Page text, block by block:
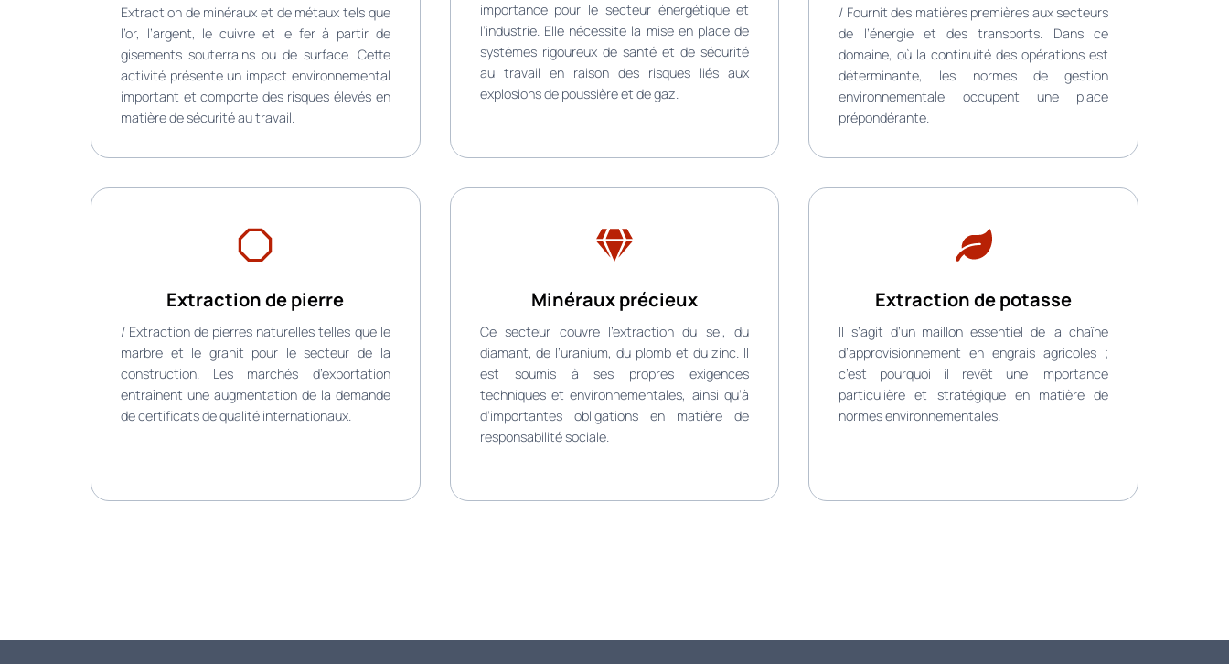
Extraction de minéraux et de métaux tels que
l’or, l’argent, le cuivre et le fer à partir de
gisements souterrains ou de surface. Cette
activité présente un impact environnemental
important et comporte des risques élevés en
matière de sécurité au travail.
importance pour le secteur énergétique et
l’industrie. Elle nécessite la mise en place de
systèmes rigoureux de santé et de sécurité
au travail en raison des risques liés aux
explosions de poussière et de gaz.
/ Fournit des matières premières aux secteurs
de l’énergie et des transports. Dans ce
domaine, où la continuité des opérations est
déterminante, les normes de gestion
environnementale occupent une place
prépondérante.
Extraction de pierre
/ Extraction de pierres naturelles telles que le
marbre et le granit pour le secteur de la
construction. Les marchés d’exportation
entraînent une augmentation de la demande
de certificats de qualité internationaux.
Minéraux précieux
Ce secteur couvre l’extraction du sel, du
diamant, de l’uranium, du plomb et du zinc. Il
est soumis à ses propres exigences
techniques et environnementales, ainsi qu’à
d’importantes obligations en matière de
responsabilité sociale.
Extraction de potasse
Il s’agit d’un maillon essentiel de la chaîne
d’approvisionnement en engrais agricoles ;
c’est pourquoi il revêt une importance
particulière et stratégique en matière de
normes environnementales.